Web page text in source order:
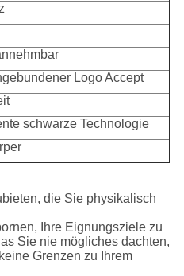
Logo Accept
schwarze Technologie
die Sie physikalisch
Ihre Eignungsziele zu
Sie nie mögliches dachten,
Grenzen zu Ihrem